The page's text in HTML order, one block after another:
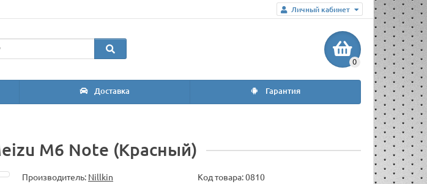
Личный кабинет
0
Доставка Гарантия
M6 Note (Красный)
Производитель: Nillkin Код товара:0810